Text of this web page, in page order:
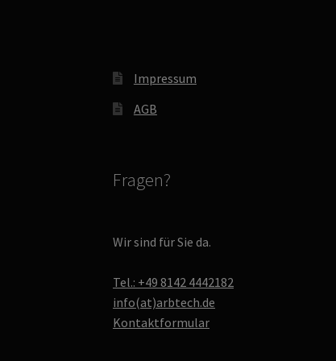
Impressum
AGB
Fragen?
Wir sind für Sie da.
Tel.: +49 8142 4442182
info(at)arbtech.de
Kontaktformular